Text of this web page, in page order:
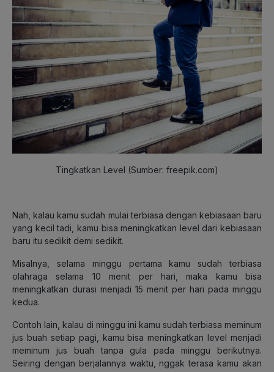
Tingkatkan Level (Sumber: freepik.com)
Nah, kalau kamu sudah mulai terbiasa dengan kebiasaan baru
yang kecil tadi, kamu bisa meningkatkan level dari kebiasaan
baru itu sedikit demi sedikit.
Misalnya, selama minggu pertama kamu sudah terbiasa
olahraga selama 10 menit per hari, maka kamu bisa
meningkatkan durasi menjadi 15 menit per hari pada minggu
kedua.
Contoh lain, kalau di minggu ini kamu sudah terbiasa meminum
jus buah setiap pagi, kamu bisa meningkatkan level menjadi
meminum jus buah tanpa gula pada minggu berikutnya.
Seiring dengan berjalannya waktu, nggak terasa kamu akan